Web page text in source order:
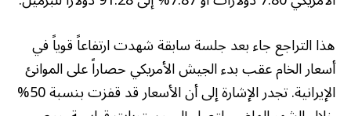
هذا التراجع جاء بعد جلسة سابقة شهدت ارتفاعاً قوياً في
أسعار الخام عقب بدء الجيش الأمريكي حصاراً على الموانئ
الإيرانية. تجدر الإشارة إلى أن الأسعار قد قفزت بنسبة 50%